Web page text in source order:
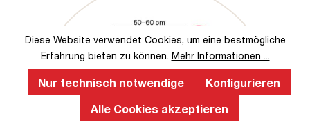
Diese Website verwendet Cookies, um eine bestmögliche
Erfahrung bieten zu können. Mehr Informationen ...
Nur technisch notwendige
Konfigurieren
Alle Cookies akzeptieren